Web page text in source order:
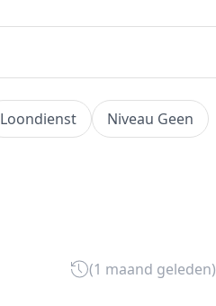
Loondienst
Niveau Geen
(1 maand geleden)